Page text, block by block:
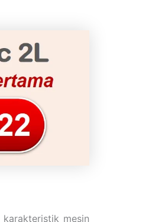
mesin